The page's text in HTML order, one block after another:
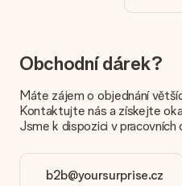
Je personalizace zahrnuta v
Jak zjistím, zda má moje
spokojeni. Proto je důležité
fotografie. Pokud si nejste
náš zákaznický servis a
za vás!
Obchodní dárek?
Máte zájem o objednání
Kontaktujte nás a získejte
Jsme k dispozici v
b2b@yoursurprise.cz